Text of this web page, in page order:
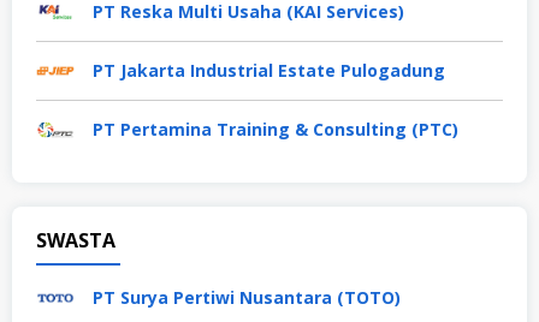
PT Reska Multi Usaha (KAI Services)
PT Jakarta Industrial Estate Pulogadung
PT Pertamina Training & Consulting (PTC)
SWASTA
PT Surya Pertiwi Nusantara (TOTO)